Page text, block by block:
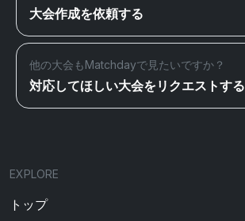
大会作成を依頼する
他の大会もMatchdayで見たいですか？
対応してほしい大会をリクエストする
EXPLORE
トップ